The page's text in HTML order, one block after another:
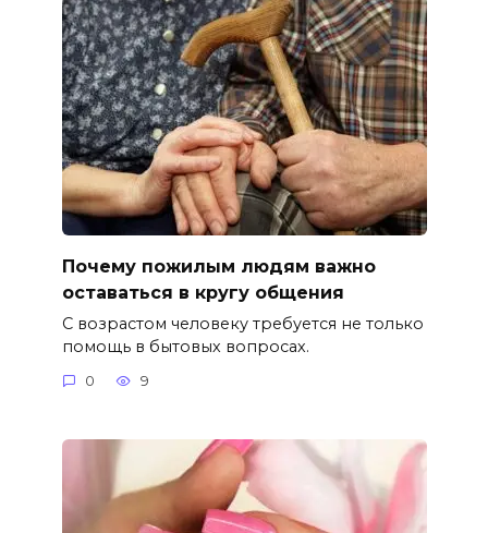
Почему пожилым людям важно
оставаться в кругу общения
С возрастом человеку требуется не только
помощь в бытовых вопросах.
0 9